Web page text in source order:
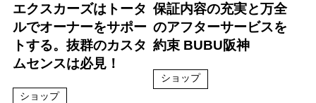
エクスカーズはトータ
ルでオーナーをサポー
トする。抜群のカスタ
ムセンスは必見！
ショップ
保証内容の充実と万全
のアフターサービスを
約束 BUBU阪神
ショップ